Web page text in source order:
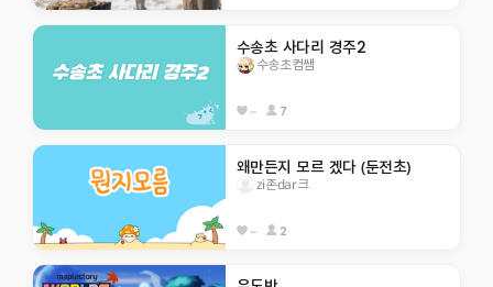
수송초 사다리 경주2
수송초컴쌤
-- 7
왜만든지 모르 겠다 (둔전초)
zi존dar크
-- 2